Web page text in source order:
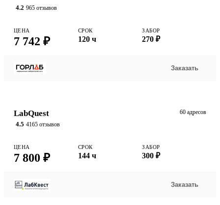
4.2 965 отзывов
ЦЕНА
7 742 ₽
СРОК
120 ч
ЗАБОР
270 ₽
Заказать
LabQuest
4.5 4165 отзывов
60 адресов
ЦЕНА
7 800 ₽
СРОК
144 ч
ЗАБОР
300 ₽
Заказать